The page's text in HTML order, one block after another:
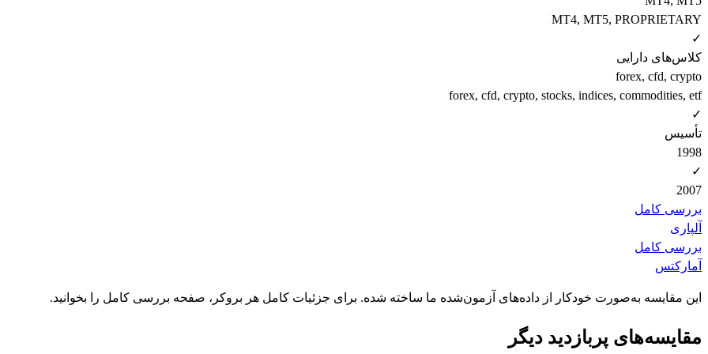
MT4, MT5, PROPRIETARY
✓
کلاس‌های دارایی
forex, cfd, crypto
forex, cfd, crypto, stocks, indices, commodities, etf
✓
تأسیس
1998
✓
2007
بررسی کامل
آلپاری
بررسی کامل
آمارکتس
این مقایسه به‌صورت خودکار از داده‌های آزمون‌شده ما ساخته شده. برای جزئیات کامل هر بروکر، صفحه بررسی کامل را بخوانید.
مقایسه‌های پربازدید دیگر